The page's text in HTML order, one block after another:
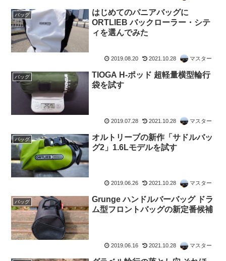
バッグ
はじめてのパニアバッグに
ORTLIEB バックローラー・シテ
ィを選んでみた
2019.08.20 2021.10.28 マスター
バッグ
TIOGA H-ポッド 超軽量横型輪行
袋を試す
2019.07.28 2021.10.28 マスター
バッグ
オルトリーブの新作「サドルバッ
グ2」1.6Lモデルを試す
2019.06.26 2021.10.28 マスター
バッグ
Grunge ハンドルバーバッグ ドラ
ム型フロントバッグの新定番候補
2019.06.16 2021.10.28 マスター